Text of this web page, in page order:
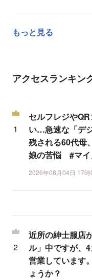
もっと見る
アクセスランキン
セルフレジや
い…急速な「デ
残される60代母
娘の苦悩 #マイ
2026年08月04日 17時
近所の紳士服店
ル」中ですが、
営業しています
ょうか？